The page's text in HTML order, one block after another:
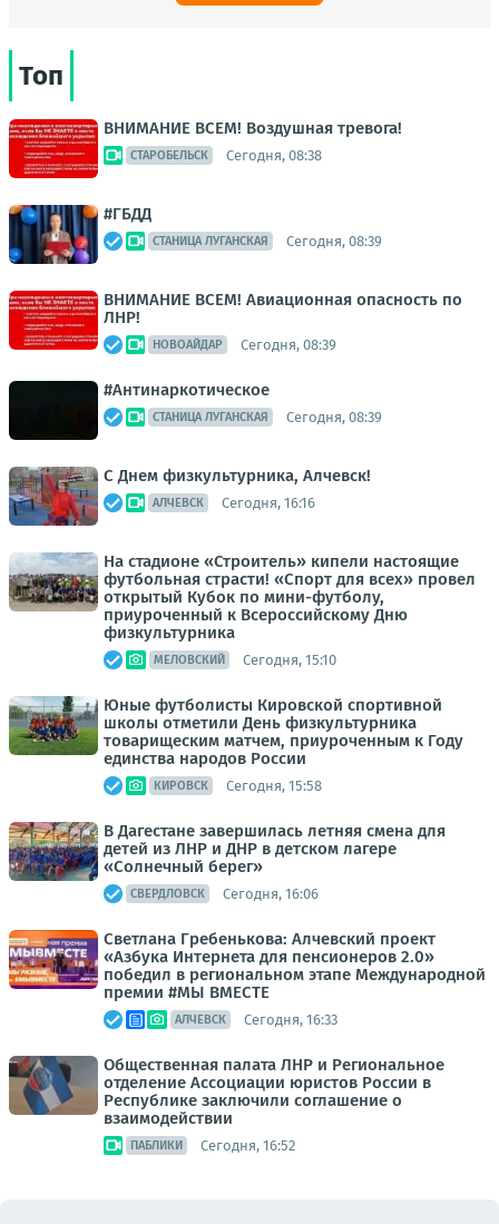
Топ
ВНИМАНИЕ ВСЕМ! Воздушная тревога!
СТАРОБЕЛЬСК Сегодня, 08:38
#ГБДД
СТАНИЦА ЛУГАНСКАЯ Сегодня, 08:39
ВНИМАНИЕ ВСЕМ! Авиационная опасность по
ЛНР!
НОВОАЙДАР Сегодня, 08:39
#Антинаркотическое
СТАНИЦА ЛУГАНСКАЯ Сегодня, 08:39
С Днем физкультурника, Алчевск!
АЛЧЕВСК Сегодня, 16:16
На стадионе «Строитель» кипели настоящие
футбольная страсти! «Спорт для всех» провел
открытый Кубок по мини-футболу,
приуроченный к Всероссийскому Дню
физкультурника
МЕЛОВСКИЙ Сегодня, 15:10
Юные футболисты Кировской спортивной
школы отметили День физкультурника
товарищеским матчем, приуроченным к Году
единства народов России
КИРОВСК Сегодня, 15:58
В Дагестане завершилась летняя смена для
детей из ЛНР и ДНР в детском лагере
«Солнечный берег»
СВЕРДЛОВСК Сегодня, 16:06
Светлана Гребенькова: Алчевский проект
«Азбука Интернета для пенсионеров 2.0»
победил в региональном этапе Международной
премии #МЫ ВМЕСТЕ
АЛЧЕВСК Сегодня, 16:33
Общественная палата ЛНР и Региональное
отделение Ассоциации юристов России в
Республике заключили соглашение о
взаимодействии
ПАБЛИКИ Сегодня, 16:52